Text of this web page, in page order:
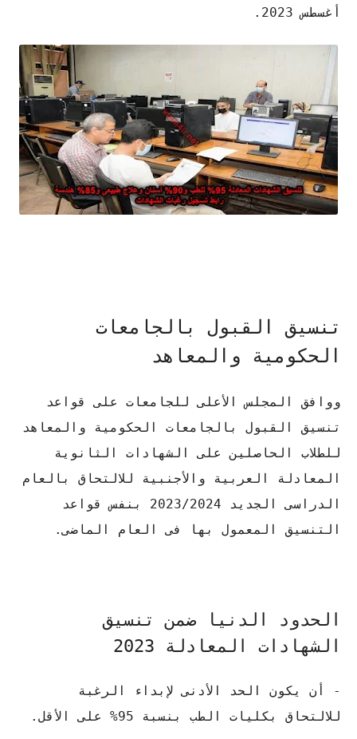
أغسطس 2023.
تنسيق القبول بالجامعات
الحكومية والمعاهد
ووافق المجلس الأعلى للجامعات على قواعد
تنسيق القبول بالجامعات الحكومية والمعاهد
للطلاب الحاصلين على الشهادات الثانوية
المعادلة العربية والأجنبية للالتحاق بالعام
الدراسى الجديد 2023/2024 بنفس قواعد
التنسيق المعمول بها فى العام الماضى.
الحدود الدنيا ضمن تنسيق
الشهادات المعادلة 2023
- أن يكون الحد الأدنى لإبداء الرغبة
للالتحاق بكليات الطب بنسبة 95% على الأقل.